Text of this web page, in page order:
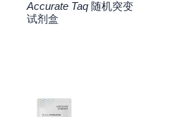
Accurate Taq随机突变
试剂盒